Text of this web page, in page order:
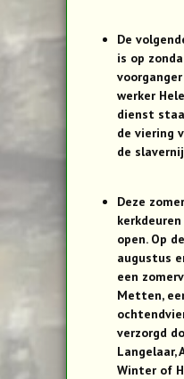
De
is op
werker
dienst
de viering
de
Deze
open. Op
augustus
een
Metten,
verzorgd
Langelaar,
Winter of